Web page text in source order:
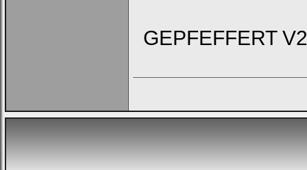
GEPFEFFERT